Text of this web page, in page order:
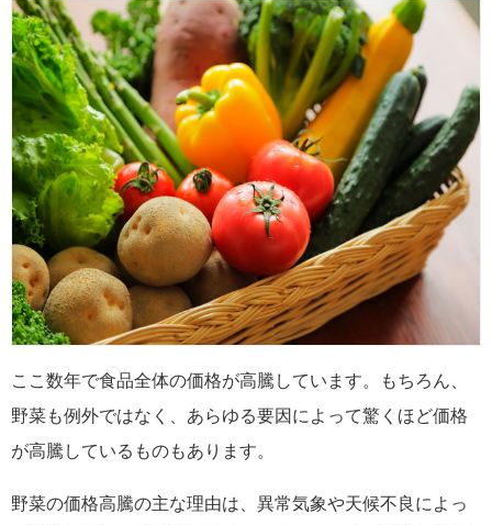
ここ数年で食品全体の価格が高騰しています。もちろん、
野菜も例外ではなく、あらゆる要因によって驚くほど価格
が高騰しているものもあります。
野菜の価格高騰の主な理由は、異常気象や天候不良によっ